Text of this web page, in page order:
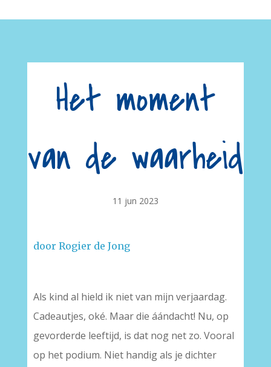
Het moment
van de waarheid
11 jun 2023
door Rogier de Jong
Als kind al hield ik niet van mijn verjaardag.
Cadeautjes, oké. Maar die áándacht! Nu, op
gevorderde leeftijd, is dat nog net zo. Vooral
op het podium. Niet handig als je dichter